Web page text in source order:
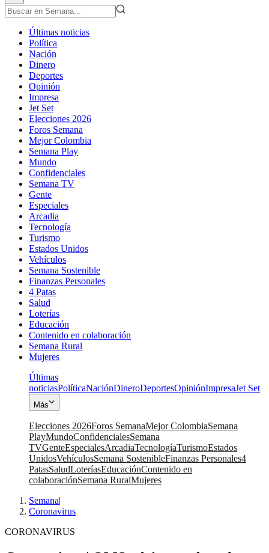
Últimas noticias
Política
Nación
Dinero
Deportes
Opinión
Impresa
Jet Set
Elecciones 2026
Foros Semana
Mejor Colombia
Semana Play
Mundo
Confidenciales
Semana TV
Gente
Especiales
Arcadia
Tecnología
Turismo
Estados Unidos
Vehículos
Semana Sostenible
Finanzas Personales
4 Patas
Salud
Loterías
Educación
Contenido en colaboración
Semana Rural
Mujeres
Últimas
noticiasPolíticaNaciónDineroDeportesOpiniónImpresaJet Set
Más
Elecciones 2026Foros SemanaMejor ColombiaSemana
PlayMundoConfidencialesSemana
TVGenteEspecialesArcadiaTecnologíaTurismoEstados
UnidosVehículosSemana SostenibleFinanzas Personales4
PatasSaludLoteríasEducaciónContenido en
colaboraciónSemana RuralMujeres
Semana|
Coronavirus
CORONAVIRUS